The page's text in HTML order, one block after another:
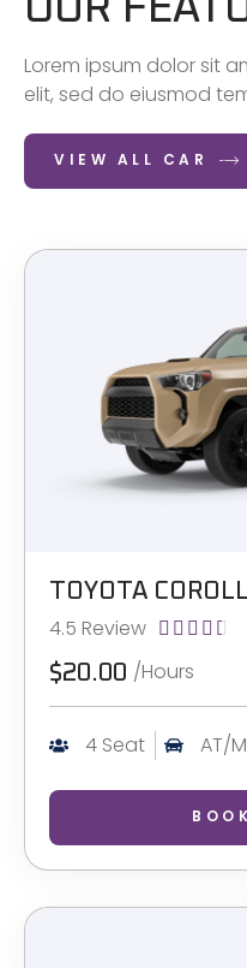
OUR
Lorem ipsum dolor sit
elit, sed do eiusmod
VIEW ALL CAR
TOYOTA
4.5 Review     
$20.00 /Hours
4 Seat AT/